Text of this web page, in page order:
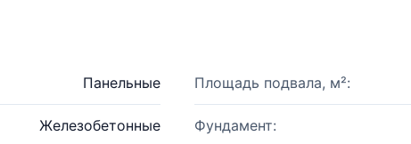
Панельные Площадь подвала, м²:
Железобетонные Фундамент: